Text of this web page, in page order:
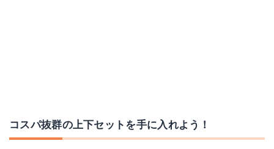
コスパ抜群の上下セットを手に入れよう！